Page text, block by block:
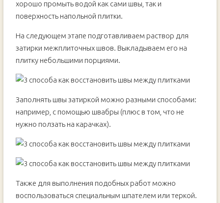
хорошо промыть водой как сами швы, так и
поверхность напольной плитки.
На следующем этапе подготавливаем раствор для
затирки межплиточных швов. Выкладываем его на
плитку небольшими порциями.
Заполнять швы затиркой можно разными способами:
например, с помощью швабры (плюс в том, что не
нужно ползать на карачках).
Также для выполнения подобных работ можно
воспользоваться специальным шпателем или теркой.